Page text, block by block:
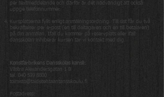
per textmeddelande och därför är det nödvändigt att också
uppge telefonnummer.
Kursplatserna fylls enligt anmälningsordning. Till sist får du två
bekräftelser per e-post (en till deltagaren och en till betalaren)
på din anmälan. Ifall du kommer på reservplats eller ifall
dansskolan inhiberar kursen tar vi kontakt med dig.
Konstfarbrikens Dansskolas kansli:
Västra Alexandersgatan 1 B
tel. 040 539 8800
toimisto@taidetehtaantanssikoulu.fi
Postadress: